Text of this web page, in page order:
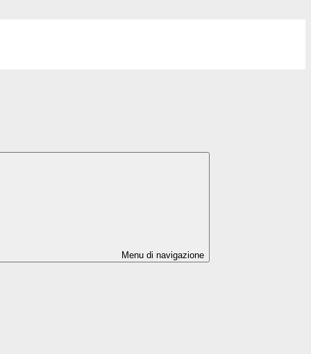
Menu di navigazione